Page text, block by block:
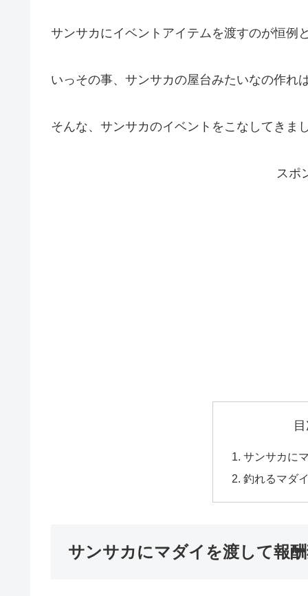
サンサカにイベントアイテムを渡すのが恒例
いっその事、サンサカの屋台みたいなの作れ
そんな、サンサカのイベントをこなしてきま
スポ
サンサカに
釣れるマダ
サンサカにマダイを渡して報